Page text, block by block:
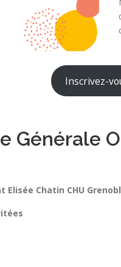
Inscrivez-
Générale
Chatin CHU Grenobl